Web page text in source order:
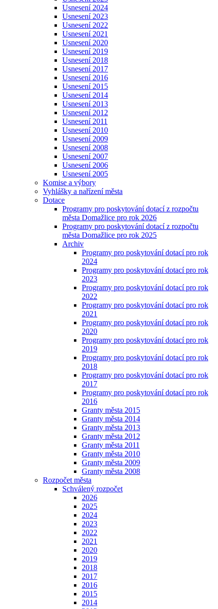
Usnesení 2024
Usnesení 2023
Usnesení 2022
Usnesení 2021
Usnesení 2020
Usnesení 2019
Usnesení 2018
Usnesení 2017
Usnesení 2016
Usnesení 2015
Usnesení 2014
Usnesení 2013
Usnesení 2012
Usnesení 2011
Usnesení 2010
Usnesení 2009
Usnesení 2008
Usnesení 2007
Usnesení 2006
Usnesení 2005
Komise a výbory
Vyhlášky a nařízení města
Dotace
Programy pro poskytování dotací z rozpočtu
města Domažlice pro rok 2026
Programy pro poskytování dotací z rozpočtu
města Domažlice pro rok 2025
Archiv
Programy pro poskytování dotací pro rok
2024
Programy pro poskytování dotací pro rok
2023
Programy pro poskytování dotací pro rok
2022
Programy pro poskytování dotací pro rok
2021
Programy pro poskytování dotací pro rok
2020
Programy pro poskytování dotací pro rok
2019
Programy pro poskytování dotací pro rok
2018
Programy pro poskytování dotací pro rok
2017
Programy pro poskytování dotací pro rok
2016
Granty města 2015
Granty města 2014
Granty města 2013
Granty města 2012
Granty města 2011
Granty města 2010
Granty města 2009
Granty města 2008
Rozpočet města
Schválený rozpočet
2026
2025
2024
2023
2022
2021
2020
2019
2018
2017
2016
2015
2014